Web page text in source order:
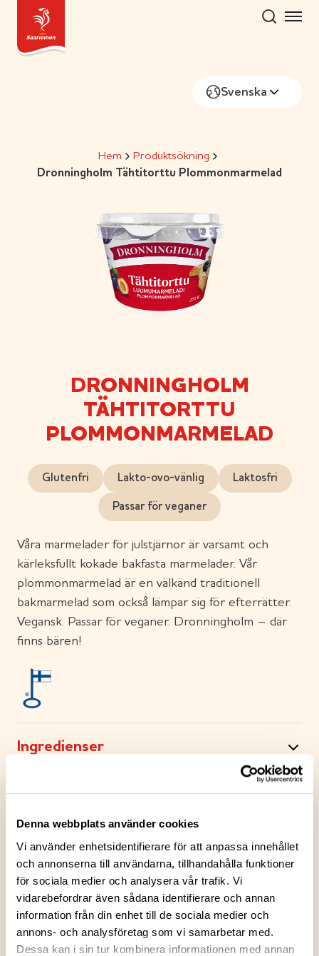
Denna webbplats använder cookies
Vi använder enhetsidentifierare för att anpassa innehållet
och annonserna till användarna, tillhandahålla funktioner
för sociala medier och analysera vår trafik. Vi
vidarebefordrar även sådana identifierare och annan
information från din enhet till de sociala medier och
annons- och analysföretag som vi samarbetar med.
Dessa kan i sin tur kombinera informationen med annan
content
Svenska
Hem
Produktsökning
Dronningholm Tähtitorttu Plommonmarmelad
DRONNINGHOLM
TÄHTITORTTU
PLOMMONMARMELAD
Glutenfri Lakto-ovo-vänlig Laktosfri
Passar för veganer
Våra marmelader för julstjärnor är varsamt och
kärleksfullt kokade bakfasta marmelader. Vår
plommonmarmelad är en välkänd traditionell
bakmarmelad som också lämpar sig för efterrätter.
Vegansk. Passar för veganer. Dronningholm – där
finns bären!
Ingredienser
Näringsvärden
Förvaringsanvisningar
Tillverkningsort
Förpackningsinformation